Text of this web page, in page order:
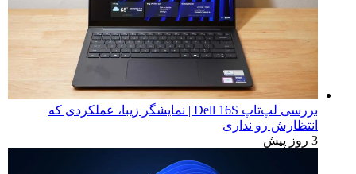
بررسی لپ‌تاپ Dell 16S | نمایشگر زیبا، عملکردی که
انتظارش رو نداری
3 روز پیش